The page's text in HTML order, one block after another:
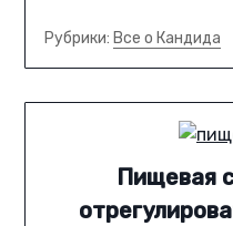
Рубрики: Все о Кандида
Пищевая